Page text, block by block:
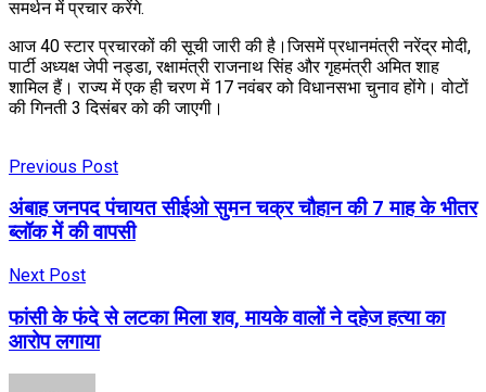
समर्थन में प्रचार करेंगे.
आज 40 स्टार प्रचारकों की सूची जारी की है।जिसमें प्रधानमंत्री नरेंद्र मोदी,
पार्टी अध्यक्ष जेपी नड्डा, रक्षामंत्री राजनाथ सिंह और गृहमंत्री अमित शाह
शामिल हैं। राज्य में एक ही चरण में 17 नवंबर को विधानसभा चुनाव होंगे। वोटों
की गिनती 3 दिसंबर को की जाएगी।
Previous Post
अंबाह जनपद पंचायत सीईओ सुमन चक्र चौहान की 7 माह के भीतर
ब्लॉक में की वापसी
Next Post
फांसी के फंदे से लटका मिला शव, मायके वालों ने दहेज हत्या का
आरोप लगाया